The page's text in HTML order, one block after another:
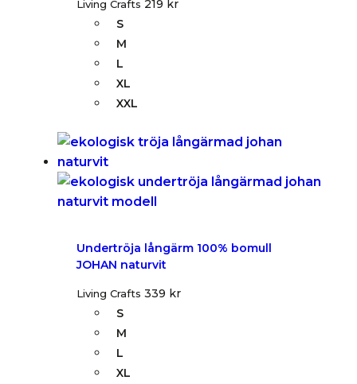
Living Crafts 219 kr
S
M
L
XL
XXL
Undertröja långärm 100% bomull
JOHAN naturvit
Living Crafts 339 kr
S
M
L
XL